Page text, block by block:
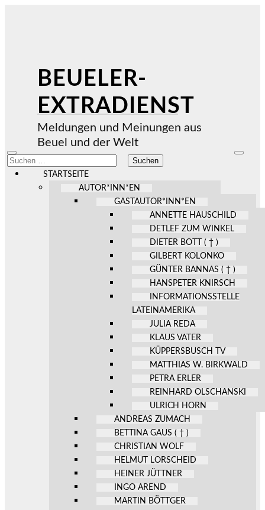
BEUELER-
EXTRADIENST
Meldungen und Meinungen aus
Beuel und der Welt
Mobile-
Menü
ein-/ausblenden
Suchen
nach:
STARTSEITE
AUTOR*INN*EN
GASTAUTOR*INN*EN
ANNETTE HAUSCHILD
DETLEF ZUM WINKEL
DIETER BOTT ( † )
GILBERT KOLONKO
GÜNTER BANNAS ( † )
HANSPETER KNIRSCH
INFORMATIONSSTELLE
LATEINAMERIKA
JULIA REDA
KLAUS VATER
KÜPPERSBUSCH TV
MATTHIAS W. BIRKWALD
PETRA ERLER
REINHARD OLSCHANSKI
ULRICH HORN
ANDREAS ZUMACH
BETTINA GAUS ( † )
CHRISTIAN WOLF
HELMUT LORSCHEID
HEINER JÜTTNER
INGO AREND
MARTIN BÖTTGER